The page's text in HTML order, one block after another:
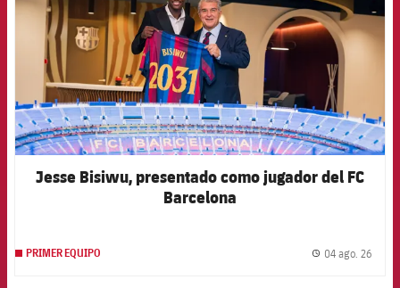
Jesse Bisiwu, presentado como jugador del FC
Barcelona
PRIMER EQUIPO 04 ago. 26